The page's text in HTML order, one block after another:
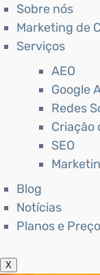
Sobre nós
Marketing de
Serviços
AEO
Google
Redes
Criação
SEO
Blog
Notícias
Planos e
X